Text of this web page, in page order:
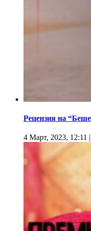
Рецензия на
4 Март, 2023, 12:11 |